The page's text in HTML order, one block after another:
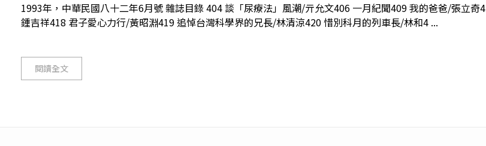
1993年，中華民國八十二年6月號 雜誌目錄 404 談「尿療法」風潮/亓允文406 一月紀聞409 我的爸爸/張立
鍾吉祥418 君子愛心力行/黃昭淵419 追悼台灣科學界的兄長/林清涼420 惜別科月的列車長/林和4 ...
閱讀全文